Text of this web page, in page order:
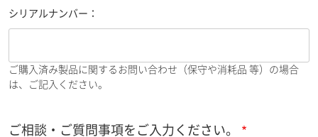
シリアルナンバー：
ご購入済み製品に関するお問い合わせ（保守や消耗品 等）の場合
は、ご記入ください。
ご相談・ご質問事項をご入力ください。